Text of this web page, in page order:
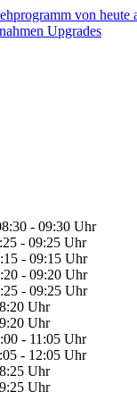
Upgrades
- 09:30 Uhr
- 09:25 Uhr
- 09:15 Uhr
- 09:20 Uhr
- 09:25 Uhr
Uhr
Uhr
- 11:05 Uhr
- 12:05 Uhr
Uhr
Uhr